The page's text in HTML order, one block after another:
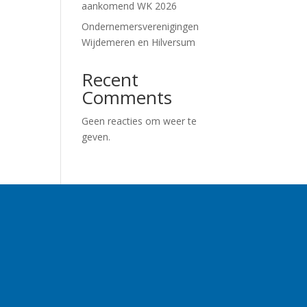
aankomend WK 2026
Ondernemersverenigingen
Wijdemeren en Hilversum
Recent
Comments
Geen reacties om weer te
geven.